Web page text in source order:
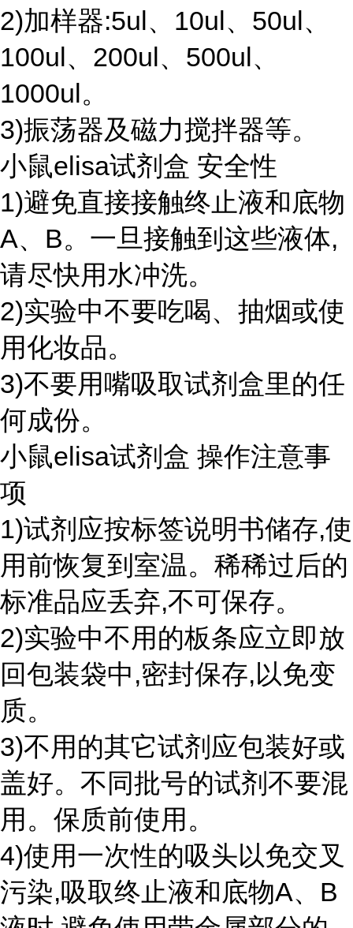
2)加样器:5ul、10ul、50ul、
100ul、200ul、500ul、
1000ul。
3)振荡器及磁力搅拌器等。
小鼠elisa试剂盒 安全性
1)避免直接接触终止液和底物
A、B。一旦接触到这些液体,
请尽快用水冲洗。
2)实验中不要吃喝、抽烟或使
用化妆品。
3)不要用嘴吸取试剂盒里的任
何成份。
小鼠elisa试剂盒 操作注意事
项
1)试剂应按标签说明书储存,使
用前恢复到室温。稀稀过后的
标准品应丢弃,不可保存。
2)实验中不用的板条应立即放
回包装袋中,密封保存,以免变
质。
3)不用的其它试剂应包装好或
盖好。不同批号的试剂不要混
用。保质前使用。
4)使用一次性的吸头以免交叉
污染,吸取终止液和底物A、B